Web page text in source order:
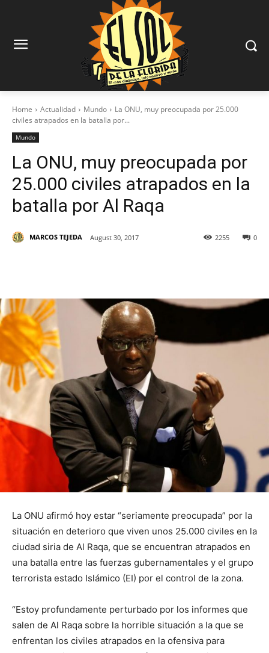
Home Actualidad Mundo
La ONU, muy preocupada por 25.000
civiles atrapados en la batalla por...
Mundo
La ONU, muy preocupada por
25.000 civiles atrapados en la
batalla por Al Raqa
MARCOS TEJEDA August 30, 2017 0
2255
La ONU afirmó hoy estar “seriamente preocupada” por la
situación en deterioro que viven unos 25.000 civiles en la
ciudad siria de Al Raqa, que se encuentran atrapados en
una batalla entre las fuerzas gubernamentales y el grupo
terrorista estado Islámico (EI) por el control de la zona.
“Estoy profundamente perturbado por los informes que
salen de Al Raqa sobre la horrible situación a la que se
enfrentan los civiles atrapados en la ofensiva para